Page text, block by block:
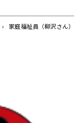
› 家庭福祉員（柳沢さん）